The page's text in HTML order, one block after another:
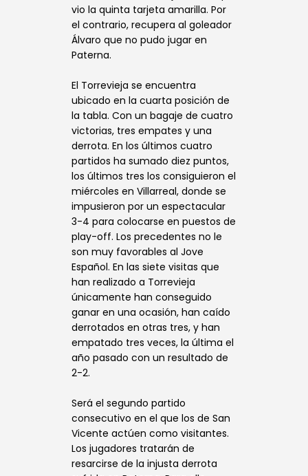
vio la quinta tarjeta amarilla. Por
el contrario, recupera al goleador
Álvaro que no pudo jugar en
Paterna.
El Torrevieja se encuentra
ubicado en la cuarta posición de
la tabla. Con un bagaje de cuatro
victorias, tres empates y una
derrota. En los últimos cuatro
partidos ha sumado diez puntos,
los últimos tres los consiguieron el
miércoles en Villarreal, donde se
impusieron por un espectacular
3-4 para colocarse en puestos de
play-off. Los precedentes no le
son muy favorables al Jove
Español. En las siete visitas que
han realizado a Torrevieja
únicamente han conseguido
ganar en una ocasión, han caído
derrotados en otras tres, y han
empatado tres veces, la última el
año pasado con un resultado de
2-2.
Será el segundo partido
consecutivo en el que los de San
Vicente actúen como visitantes.
Los jugadores tratarán de
resarcirse de la injusta derrota